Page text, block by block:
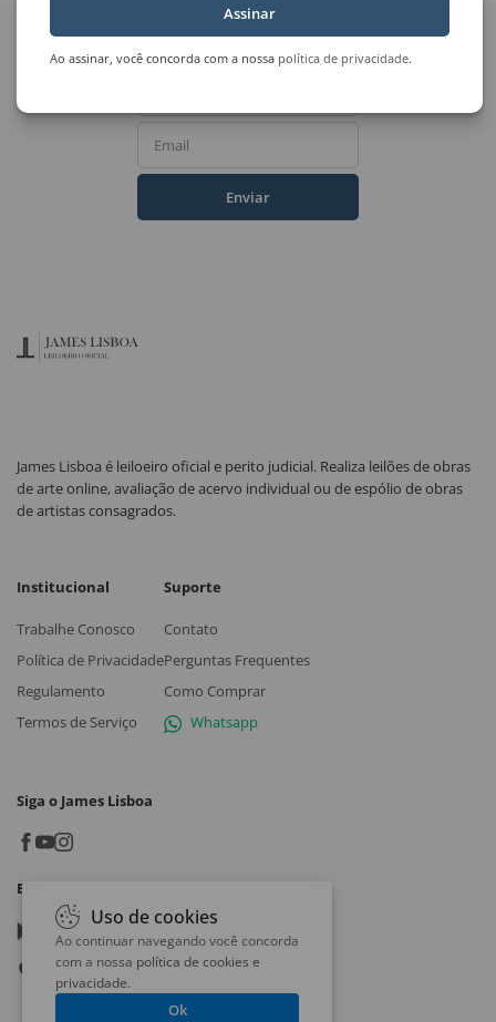
Assinar
Ao assinar, você concorda com a nossa política de privacidade.
Quer receber novidades
do Leilão de Arte?
Email
Enviar
James Lisboa é leiloeiro oficial e perito judicial. Realiza leilões de obras
de arte online, avaliação de acervo individual ou de espólio de obras
de artistas consagrados.
Institucional
Trabalhe Conosco
Política de Privacidade
Regulamento
Termos de Serviço
Suporte
Contato
Perguntas Frequentes
Como Comprar
Whatsapp
Siga o James Lisboa
Baixe o App
Google play
App store
Uso de cookies
Ao continuar navegando você concorda
com a nossa política de cookies e
privacidade.
Ok